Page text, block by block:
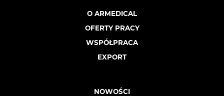
O ARMEDICAL
OFERTY PRACY
WSPÓŁPRACA
EXPORT
NOWOŚCI